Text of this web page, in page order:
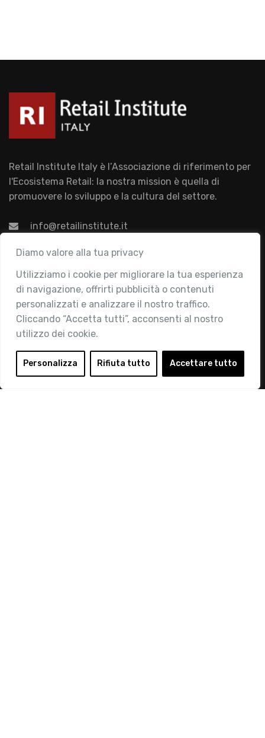
Diamo valore alla tua privacy
Utilizziamo i cookie per migliorare la tua esperienza
di navigazione, offrirti pubblicità o contenuti
personalizzati e analizzare il nostro traffico.
Cliccando “Accetta tutti”, acconsenti al nostro
utilizzo dei cookie.
Personalizza Rifiuta tutto Accettare tutto
Retail Institute Italy è l’Associazione di riferimento per
l'Ecosistema Retail: la nostra mission è quella di
promuovere lo sviluppo e la cultura del settore.
info@retailinstitute.it
Associazione
Chi siamo
Attività
Contatti
Area Riservata
Login
Diventa Socio